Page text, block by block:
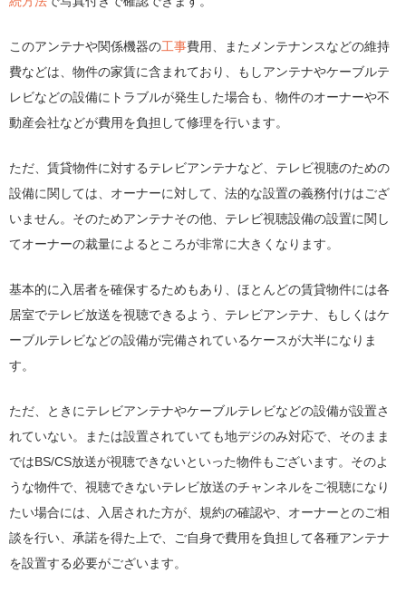
このアンテナや関係機器の工事費用、またメンテナンスなどの維持
費などは、物件の家賃に含まれており、もしアンテナやケーブルテ
レビなどの設備にトラブルが発生した場合も、物件のオーナーや不
動産会社などが費用を負担して修理を行います。
ただ、賃貸物件に対するテレビアンテナなど、テレビ視聴のための
設備に関しては、オーナーに対して、法的な設置の義務付けはござ
いません。そのためアンテナその他、テレビ視聴設備の設置に関し
てオーナーの裁量によるところが非常に大きくなります。
基本的に入居者を確保するためもあり、ほとんどの賃貸物件には各
居室でテレビ放送を視聴できるよう、テレビアンテナ、もしくはケ
ーブルテレビなどの設備が完備されているケースが大半になりま
す。
ただ、ときにテレビアンテナやケーブルテレビなどの設備が設置さ
れていない。または設置されていても地デジのみ対応で、そのまま
ではBS/CS放送が視聴できないといった物件もございます。そのよ
うな物件で、視聴できないテレビ放送のチャンネルをご視聴になり
たい場合には、入居された方が、規約の確認や、オーナーとのご相
談を行い、承諾を得た上で、ご自身で費用を負担して各種アンテナ
を設置する必要がございます。